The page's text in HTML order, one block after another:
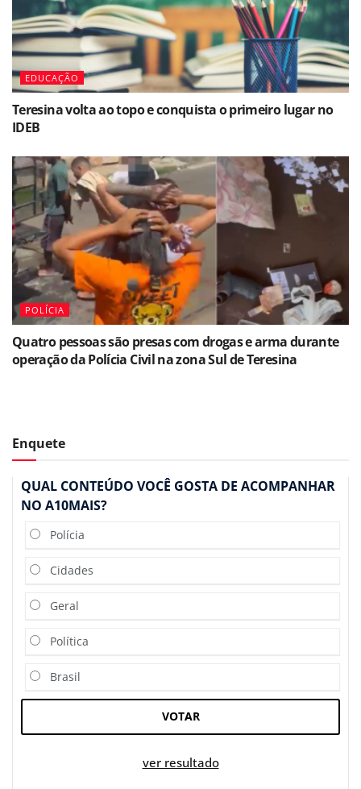
EDUCAÇÃO
Teresina volta ao topo e conquista o primeiro lugar no
IDEB
POLÍCIA
Quatro pessoas são presas com drogas e arma durante
operação da Polícia Civil na zona Sul de Teresina
Enquete
QUAL CONTEÚDO VOCÊ GOSTA DE ACOMPANHAR
NO A10MAIS?
Polícia
Cidades
Geral
Política
Brasil
VOTAR
ver resultado